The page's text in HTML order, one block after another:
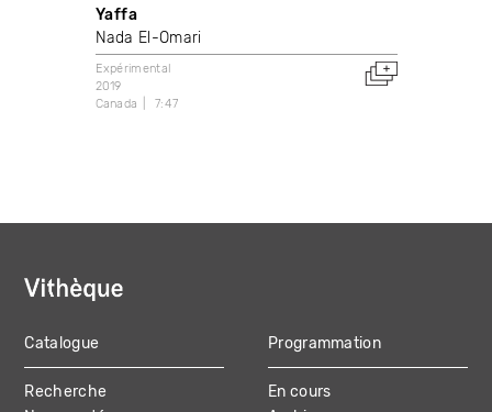
Yaffa
Nada El-Omari
Expérimental
2019
Canada
7:47
MAIN
NAVIGATION
Catalogue
Recherche
Programmation
En cours